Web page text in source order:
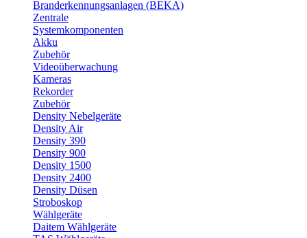
Branderkennungsanlagen (BEKA)
Zentrale
Systemkomponenten
Akku
Zubehör
Videoüberwachung
Kameras
Rekorder
Zubehör
Density Nebelgeräte
Density Air
Density 390
Density 900
Density 1500
Density 2400
Density Düsen
Stroboskop
Wählgeräte
Daitem Wählgeräte